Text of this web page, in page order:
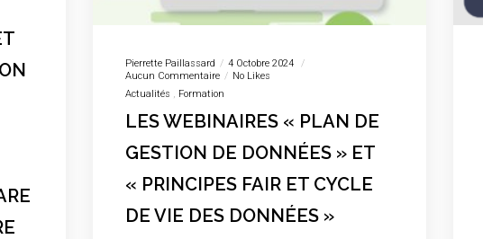
Pierrette Paillassard
4 Octobre 2024
Aucun Commentaire
No Likes
Actualités
Formation
LES WEBINAIRES « PLAN DE
GESTION DE DONNÉES » ET
« PRINCIPES FAIR ET CYCLE
DE VIE DES DONNÉES »